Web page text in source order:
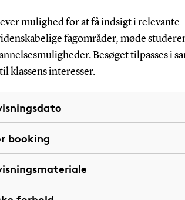
mulighed for at få indsigt i relevante
fagområder, møde
Besøget tilpasses i
klassens interesser.
booking